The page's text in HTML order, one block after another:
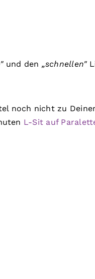
und den „schnellen"
noch nicht zu
L-Sit auf